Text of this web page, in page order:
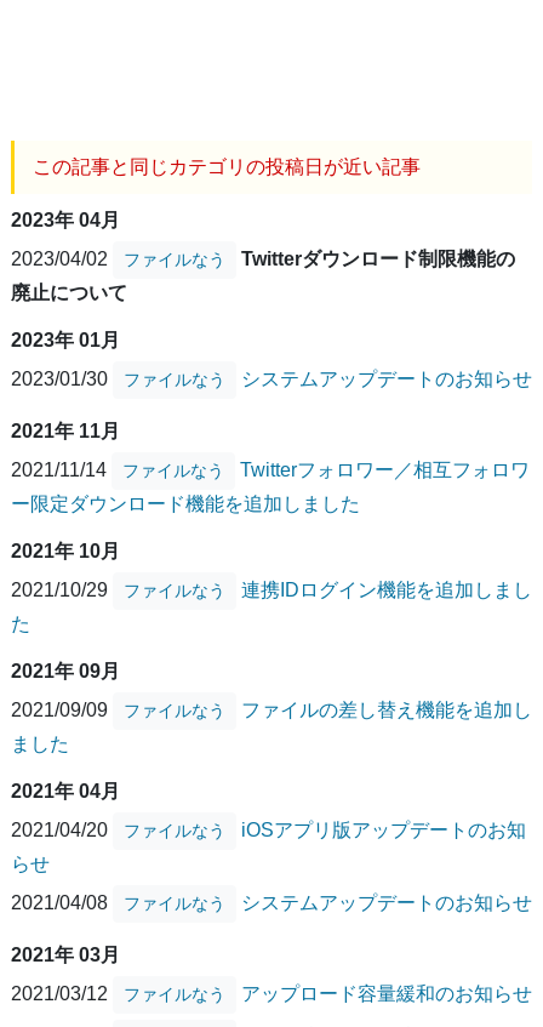
この記事と同じカテゴリの投稿日が近い記事
2023年 04月
2023/04/02
ファイルなう
Twitterダウンロード制限機能の
廃止について
2023年 01月
2023/01/30
ファイルなう システムアップデートのお知らせ
2021年 11月
2021/11/14
ファイルなう
Twitterフォロワー／相互フォロワ
ー限定ダウンロード機能を追加しました
2021年 10月
2021/10/29
ファイルなう
連携IDログイン機能を追加しまし
た
2021年 09月
2021/09/09
ファイルなう
ファイルの差し替え機能を追加し
ました
2021年 04月
2021/04/20
ファイルなう
iOSアプリ版アップデートのお知
らせ
2021/04/08
ファイルなう システムアップデートのお知らせ
2021年 03月
2021/03/12
ファイルなう アップロード容量緩和のお知らせ